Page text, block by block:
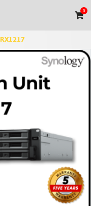
0
RX1217​